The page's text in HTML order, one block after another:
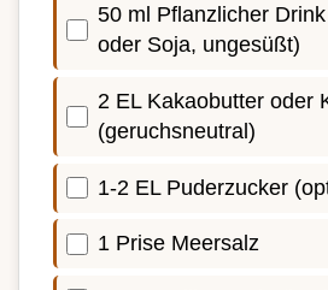
50 ml Pflanzlicher
oder Soja, ungesüßt)
2 EL Kakaobutter oder
(geruchsneutral)
1-2 EL Puderzucker
1 Prise Meersalz